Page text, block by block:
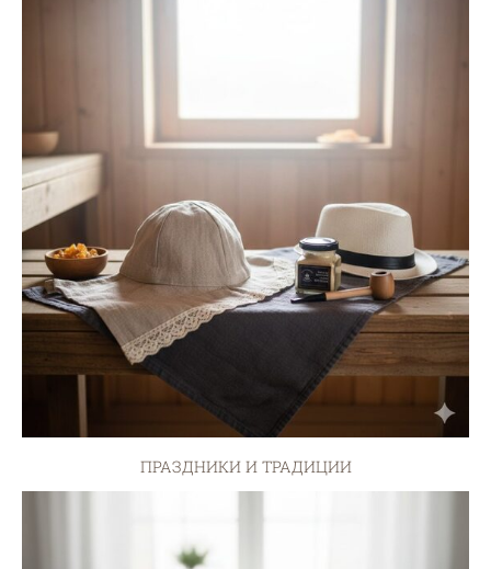
ПРАЗДНИКИ И ТРАДИЦИИ